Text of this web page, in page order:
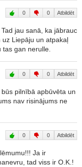
0 0 Atbildēt
jau sanā, ka jābrauc
Liepāju un atpakaļ
gan nerulle.
0 0 Atbildēt
pilnībā apbūvēta un
nav risinājums ne
0 0 Atbildēt
Ja ir
tad viss ir O.K.!